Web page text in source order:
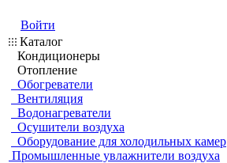
Войти
Каталог
Кондиционеры
Отопление
Обогреватели
Вентиляция
Водонагреватели
Осушители воздуха
Оборудование для холодильных камер
Промышленные увлажнители воздуха